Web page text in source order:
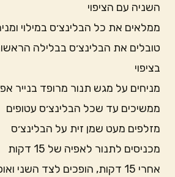
השניה עם הציפוי
ממלאים את כל הבלינצ׳ס במילוי
טובלים את הבלינצ׳ס בבלילה
בציפוי
מניחים על מגש תנור מרופד בנייר
ממשיכים עד שכל הבלינצ׳ס עטופים
מזלפים מעט שמן זית על הבלינצ׳ס
מכניסים לתנור לאפיה של 15 דקות
אחרי 15 דקות, הופכים לצד השני ואופים 5 דקות נוספות